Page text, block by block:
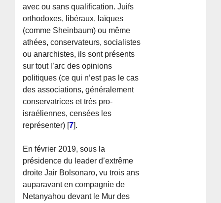
avec ou sans qualification. Juifs
orthodoxes, libéraux, laïques
(comme Sheinbaum) ou même
athées, conservateurs, socialistes
ou anarchistes, ils sont présents
sur tout l’arc des opinions
politiques (ce qui n’est pas le cas
des associations, généralement
conservatrices et très pro-
israéliennes, censées les
représenter) [7].
En février 2019, sous la
présidence du leader d’extrême
droite Jair Bolsonaro, vu trois ans
auparavant en compagnie de
Netanyahou devant le Mur des